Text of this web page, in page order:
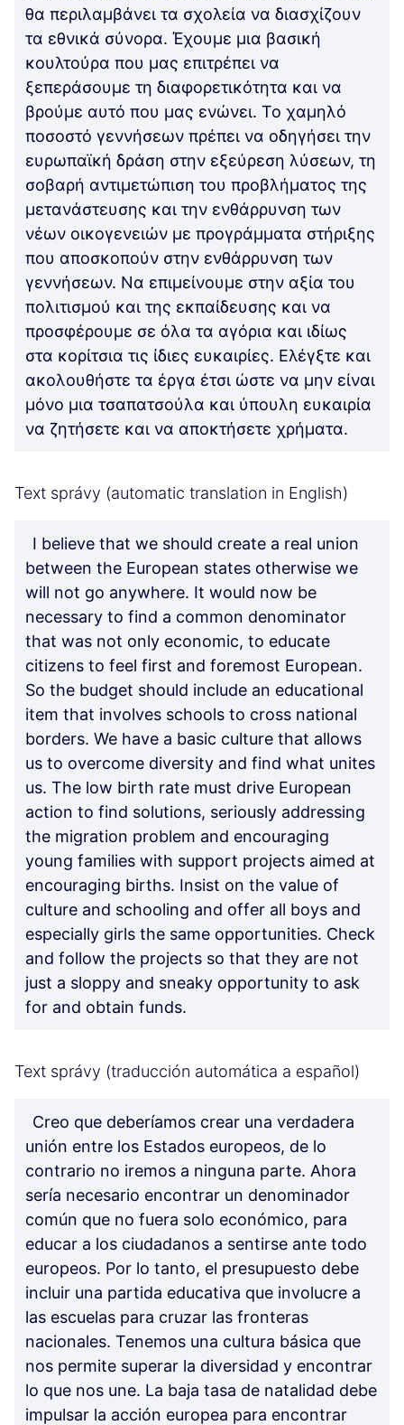
θα περιλαμβάνει τα σχολεία να διασχίζουν
τα εθνικά σύνορα. Έχουμε μια βασική
κουλτούρα που μας επιτρέπει να
ξεπεράσουμε τη διαφορετικότητα και να
βρούμε αυτό που μας ενώνει. Το χαμηλό
ποσοστό γεννήσεων πρέπει να οδηγήσει την
ευρωπαϊκή δράση στην εξεύρεση λύσεων, τη
σοβαρή αντιμετώπιση του προβλήματος της
μετανάστευσης και την ενθάρρυνση των
νέων οικογενειών με προγράμματα στήριξης
που αποσκοπούν στην ενθάρρυνση των
γεννήσεων. Να επιμείνουμε στην αξία του
πολιτισμού και της εκπαίδευσης και να
προσφέρουμε σε όλα τα αγόρια και ιδίως
στα κορίτσια τις ίδιες ευκαιρίες. Ελέγξτε και
ακολουθήστε τα έργα έτσι ώστε να μην είναι
μόνο μια τσαπατσούλα και ύπουλη ευκαιρία
να ζητήσετε και να αποκτήσετε χρήματα.
Text správy (automatic translation in English)
I believe that we should create a real union
between the European states otherwise we
will not go anywhere. It would now be
necessary to find a common denominator
that was not only economic, to educate
citizens to feel first and foremost European.
So the budget should include an educational
item that involves schools to cross national
borders. We have a basic culture that allows
us to overcome diversity and find what unites
us. The low birth rate must drive European
action to find solutions, seriously addressing
the migration problem and encouraging
young families with support projects aimed at
encouraging births. Insist on the value of
culture and schooling and offer all boys and
especially girls the same opportunities. Check
and follow the projects so that they are not
just a sloppy and sneaky opportunity to ask
for and obtain funds.
Text správy (traducción automática a español)
Creo que deberíamos crear una verdadera
unión entre los Estados europeos, de lo
contrario no iremos a ninguna parte. Ahora
sería necesario encontrar un denominador
común que no fuera solo económico, para
educar a los ciudadanos a sentirse ante todo
europeos. Por lo tanto, el presupuesto debe
incluir una partida educativa que involucre a
las escuelas para cruzar las fronteras
nacionales. Tenemos una cultura básica que
nos permite superar la diversidad y encontrar
lo que nos une. La baja tasa de natalidad debe
impulsar la acción europea para encontrar